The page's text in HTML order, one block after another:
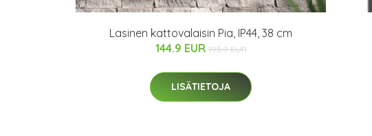
Lasinen kattovalaisin Pia, IP44, 38 cm
144.9 EUR 195.9 EUR
LISÄTIETOJA